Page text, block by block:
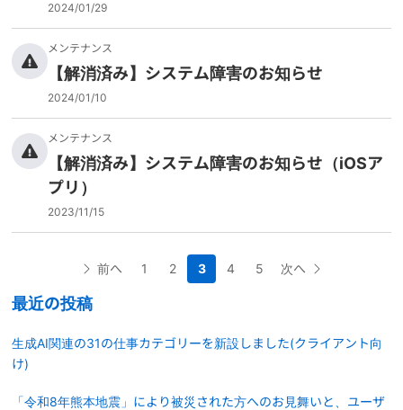
2024/01/29
メンテナンス
【解消済み】システム障害のお知らせ
2024/01/10
メンテナンス
【解消済み】システム障害のお知らせ（iOSア
プリ）
2023/11/15
前へ 1 2 3 4 5 次へ
最近の投稿
生成AI関連の31の仕事カテゴリーを新設しました(クライアント向
け)
「令和8年熊本地震」により被災された方へのお見舞いと、ユーザ